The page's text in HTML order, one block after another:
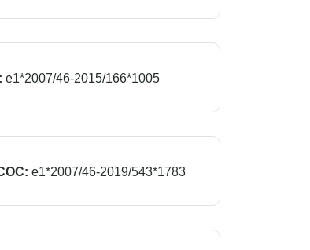
e1*2007/46-2015/166*1005
e1*2007/46-2019/543*1783